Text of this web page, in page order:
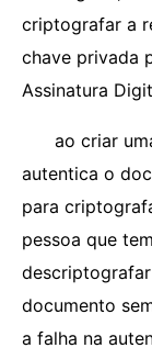
criptografar a
chave privada
Assinatura
ao criar
autentica o
para
pessoa que
documento
a falha na